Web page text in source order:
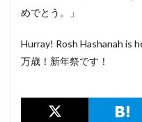
めでとう。」
Hurray! Rosh Hashanah is
万歳！新年祭です！